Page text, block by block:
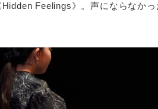
Feelings》。声にならなか